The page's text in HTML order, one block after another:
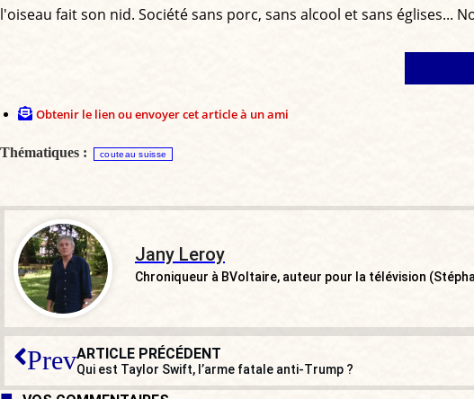
l'oiseau fait son nid. Société sans porc, sans alcool et sans églises...
Obtenir le lien ou envoyer cet article à un ami
Thématiques : couteau suisse
Jany Leroy
Chroniqueur à BVoltaire, auteur pour la télévision
PrevARTICLE PRÉCÉDENT
Qui est Taylor Swift, l’arme fatale anti-Trump ?